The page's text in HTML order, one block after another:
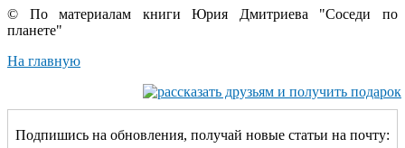
© По материалам книги Юрия Дмитриева "Соседи по
планете"
На главную
Подпишись на обновления, получай новые статьи на почту: